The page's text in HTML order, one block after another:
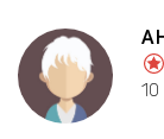
10